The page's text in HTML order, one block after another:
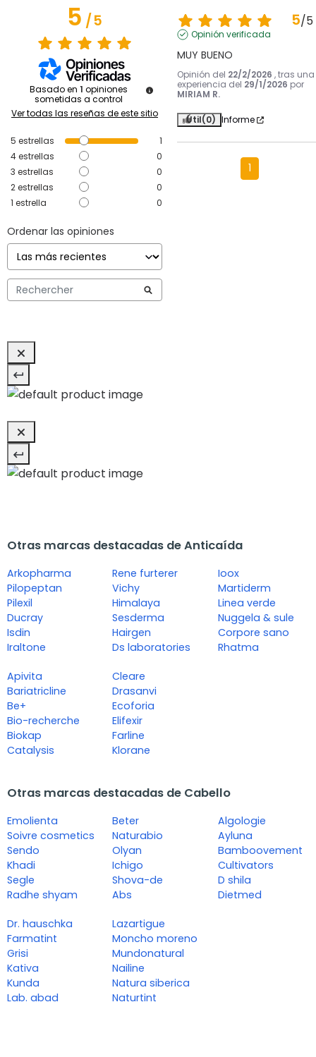
5/5
Basado en 1 opiniones
sometidas a control
Ver todas las reseñas de este sitio
5 estrellas
1
4estrellas
0
3 estrellas
0
2estrellas
0
1 estrella 0
Ordenar las opiniones
5/5
Opinión verificada
MUY BUENO
Opinión del 22/2/2026 , tras una
experiencia del 29/1/2026 por
MIRIAM R.
Útil(0) Informe
1
Otras marcas destacadas de Anticaída
Arkopharma
Pilopeptan
Pilexil
Ducray
Isdin
Iraltone
Rene furterer
Vichy
Himalaya
Sesderma
Hairgen
Ds laboratories
Ioox
Martiderm
Linea verde
Nuggela & sule
Corpore sano
Rhatma
Apivita
Bariatricline
Be+
Bio-recherche
Biokap
Catalysis
Cleare
Drasanvi
Ecoforia
Elifexir
Farline
Klorane
Otras marcas destacadas de Cabello
Emolienta
Soivre cosmetics
Sendo
Khadi
Segle
Radhe shyam
Beter
Naturabio
Olyan
Ichigo
Shova-de
Abs
Algologie
Ayluna
Bamboovement
Cultivators
D shila
Dietmed
Dr. hauschka
Farmatint
Grisi
Kativa
Kunda
Lab. abad
Lazartigue
Moncho moreno
Mundonatural
Nailine
Natura siberica
Naturtint